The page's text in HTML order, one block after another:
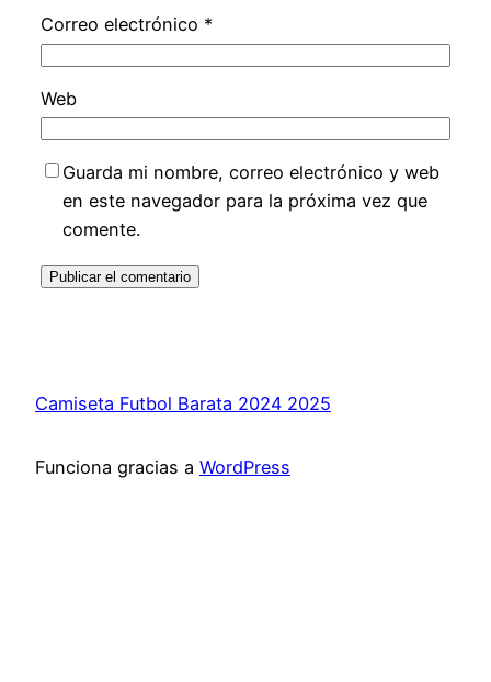
Correo electrónico *
Web
Guarda mi nombre, correo electrónico y web
en este navegador para la próxima vez que
comente.
Camiseta Futbol Barata 2024 2025
Funciona gracias a WordPress